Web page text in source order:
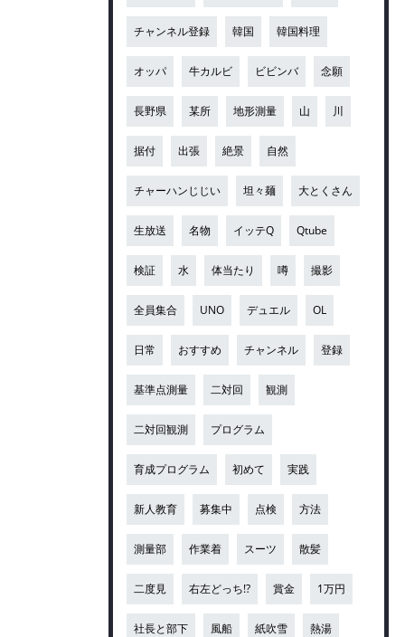
チャンネル登録 韓国 韓国料理
オッパ 牛カルビ ビビンバ 念願
長野県 某所 地形測量 山 川
据付 出張 絶景 自然
チャーハンじじい 坦々麺 大とくさん
生放送 名物 イッテQ Qtube
検証 水 体当たり 噂 撮影
全員集合 UNO デュエル OL
日常 おすすめ チャンネル 登録
基準点測量 二対回 観測
二対回観測 プログラム
育成プログラム 初めて 実践
新人教育 募集中 点検 方法
測量部 作業着 スーツ 散髪
二度見 右左どっち!? 賞金 1万円
社長と部下 風船 紙吹雪 熱湯